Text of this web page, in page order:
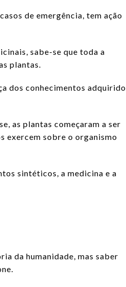
de emergência, tem ação
sabe-se que toda a
plantas.
dos conhecimentos
as plantas começaram a ser
exercem sobre o organismo
sintéticos, a medicina e a
da humanidade, mas saber